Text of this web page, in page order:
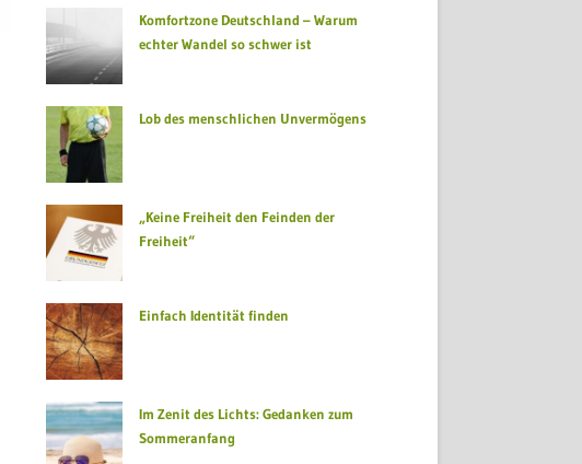
Komfortzone Deutschland – Warum
echter Wandel so schwer ist
Lob des menschlichen Unvermögens
„Keine Freiheit den Feinden der
Freiheit“
Einfach Identität finden
Im Zenit des Lichts: Gedanken zum
Sommeranfang